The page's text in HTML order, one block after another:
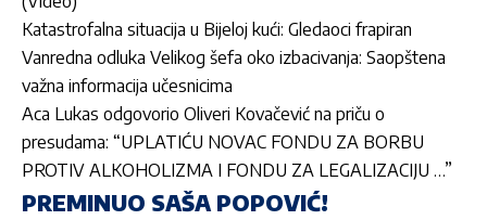
Katastrofalna situacija u Bijeloj kući: Gledaoci frapiran
Vanredna odluka Velikog šefa oko izbacivanja: Saopštena
važna informacija učesnicima
Aca Lukas odgovorio Oliveri Kovačević na priču o
presudama: “UPLATIĆU NOVAC FONDU ZA BORBU
PROTIV ALKOHOLIZMA I FONDU ZA LEGALIZACIJU …”
PREMINUO SAŠA POPOVIĆ!